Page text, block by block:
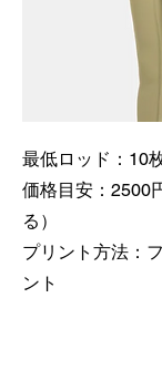
最低ロッド：10
価格目安：2500
る）
プリント方法：
ント